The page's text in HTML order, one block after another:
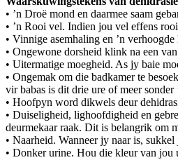
• ’n Droë mond en daarmee saam
• ’n Rooi vel. Indien jou vel effens
• Vinnige asemhaling en ’n
• Ongewone dorsheid klink na een
• Uitermatige moegheid. As jy baie
• Ongemak om die badkamer te
vir babas is dit drie ure of meer sonder
• Hoofpyn word dikwels deur
• Duiseligheid, lighoofdigheid en
deurmekaar raak. Dit is belangrik om
• Naarheid. Wanneer jy naar is,
• Donker urine. Hou die kleur van jou